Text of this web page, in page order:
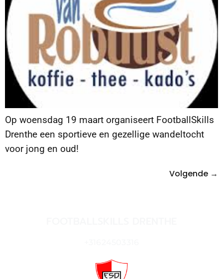
Op woensdag 19 maart organiseert FootballSkills
Drenthe een sportieve en gezellige wandeltocht
voor jong en oud!
Volgende →